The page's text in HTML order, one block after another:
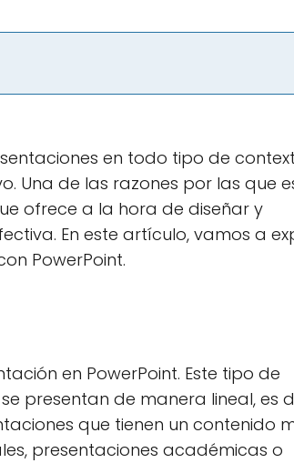
en todo tipo de
Una de las razones por las que
ofrece a la hora de diseñar y
En este artículo, vamos a
PowerPoint.
en PowerPoint. Este tipo de
presentan de manera lineal, es
que tienen un contenido
presentaciones académicas o